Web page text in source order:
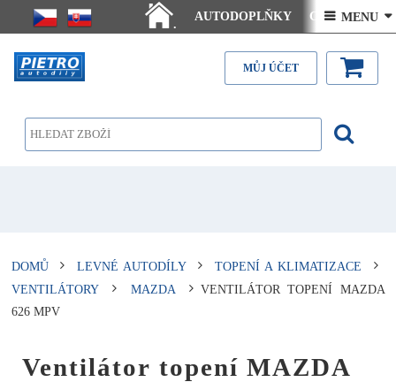
.
AUTODOPLŇKY Ceny doručení
Články - návody Kontakt
 MENU 
MŮJ ÚČET
DOMŮ LEVNÉ AUTODÍLY
TOPENÍ A KLIMATIZACE
VENTILÁTORY
MAZDA
VENTILÁTOR TOPENÍ MAZDA
626 MPV
Ventilátor topení MAZDA